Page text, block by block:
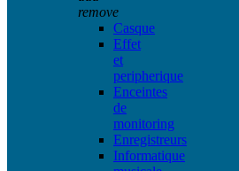
remove
Casque
Effet
et
peripherique
Enceintes
de
monitoring
Enregistreurs
Informatique